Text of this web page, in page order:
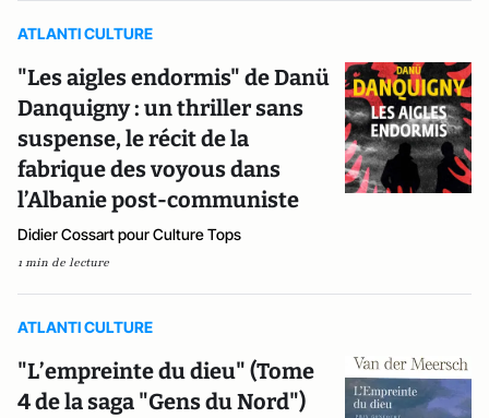
ATLANTI CULTURE
"Les aigles endormis" de Danü
Danquigny : un thriller sans
suspense, le récit de la
fabrique des voyous dans
l’Albanie post-communiste
Didier Cossart pour Culture Tops
1 min de lecture
ATLANTI CULTURE
"L’empreinte du dieu" (Tome
4 de la saga "Gens du Nord")